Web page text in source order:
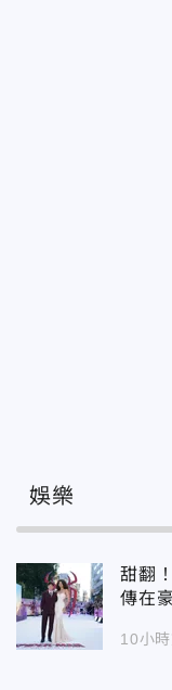
娛樂
甜翻
傳在
10小